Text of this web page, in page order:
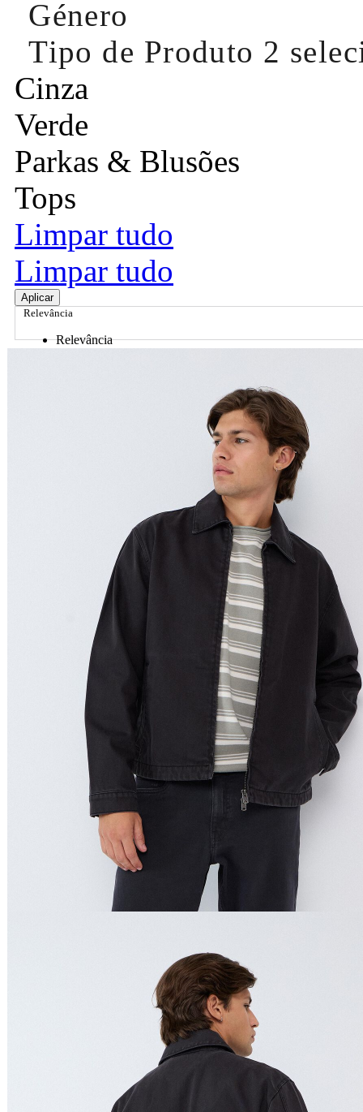
Género
Tipo de Produto 2
Cinza
Verde
Parkas & Blusões
Tops
Limpar tudo
Limpar tudo
Aplicar
Relevância
Relevância
Nome do Produto A - Z
Nome do Produto Z - A